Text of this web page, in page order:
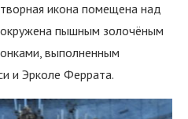
икона помещена над
пышным золочёным
выполненным
и Эрколе Феррата.